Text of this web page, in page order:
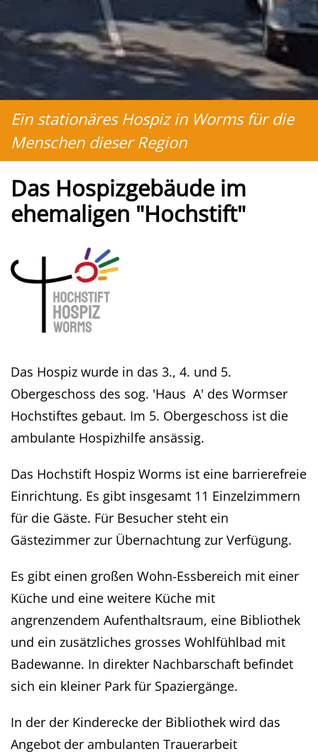
Ein stationäres Hospiz in Worms für die
Menschen dieser Region
Das Hospizgebäude im
ehemaligen "Hochstift"
Das Hospiz wurde in das 3., 4. und 5.
Obergeschoss des sog. 'Haus A' des Wormser
Hochstiftes gebaut. Im 5. Obergeschoss ist die
ambulante Hospizhilfe ansässig.
Das Hochstift Hospiz Worms ist eine barrierefreie
Einrichtung. Es gibt insgesamt 11 Einzelzimmern
für die Gäste. Für Besucher steht ein
Gästezimmer zur Übernachtung zur Verfügung.
Es gibt einen großen Wohn-Essbereich mit einer
Küche und eine weitere Küche mit
angrenzendem Aufenthaltsraum, eine Bibliothek
und ein zusätzliches grosses Wohlfühlbad mit
Badewanne. In direkter Nachbarschaft befindet
sich ein kleiner Park für Spaziergänge.
In der der Kinderecke der Bibliothek wird das
Angebot der ambulanten Trauerarbeit